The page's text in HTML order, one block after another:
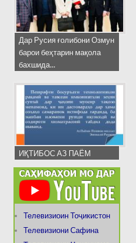
Дар Русия ғолибони Озмун
барои беҳтарин мақола
бахшида...
ИҚТИБОС АЗ ПАЁМ
Телевизиоин Тоҷикистон
Телевизиони Сафина